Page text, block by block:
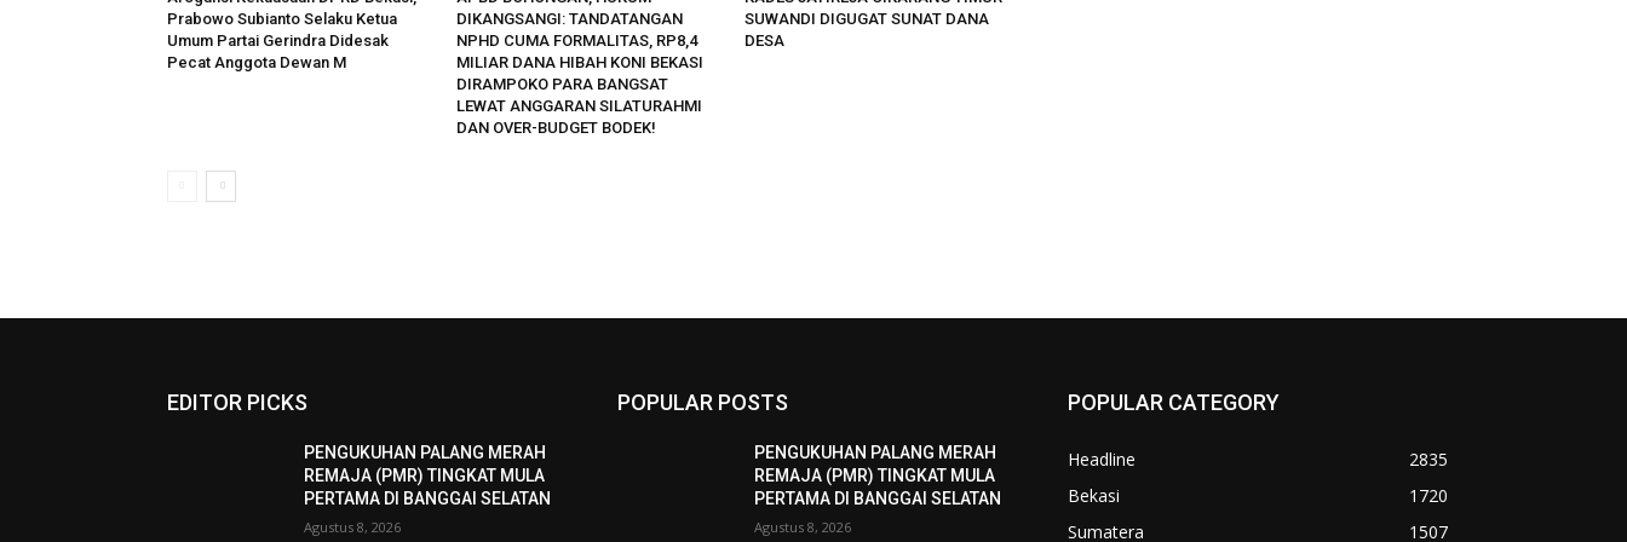
Prabowo Subianto Selaku Ketua
Umum Partai Gerindra Didesak
Pecat Anggota Dewan M
DIKANGSANGI: TANDATANGAN
NPHD CUMA FORMALITAS, RP8,4
MILIAR DANA HIBAH KONI BEKASI
DIRAMPOKO PARA BANGSAT
LEWAT ANGGARAN SILATURAHMI
DAN OVER-BUDGET BODEK!
SUWANDI DIGUGAT SUNAT DANA
DESA
EDITOR PICKS
PENGUKUHAN PALANG MERAH
REMAJA (PMR) TINGKAT MULA
PERTAMA DI BANGGAI SELATAN
Agustus 8, 2026
POPULAR POSTS
PENGUKUHAN PALANG MERAH
REMAJA (PMR) TINGKAT MULA
PERTAMA DI BANGGAI SELATAN
Agustus 8, 2026
POPULAR CATEGORY
Headline
2835
Bekasi
1720
Sumatera
1507